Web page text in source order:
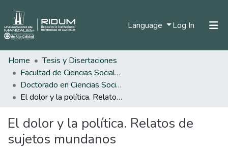
Language Log In (current)
Statistics
Home
Tesis y Disertaciones
Facultad de Ciencias Sociales y Humanas
Doctorado en Ciencias Sociales, Niñez y Juventud
El dolor y la política. Relatos de sujetos mundanos
El dolor y la política. Relatos de
sujetos mundanos